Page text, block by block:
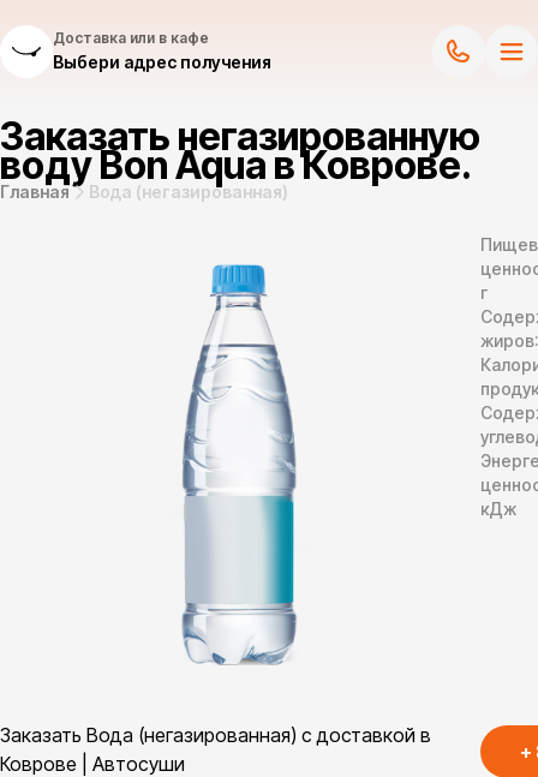
Доставка или в кафе
Выбери адрес получения
Заказать негазированную
воду Bon Aqua в Коврове.
Главная Вода (негазированная)
Заказать Вода (негазированная) с доставкой в
Коврове | Автосуши
г
кДж
+